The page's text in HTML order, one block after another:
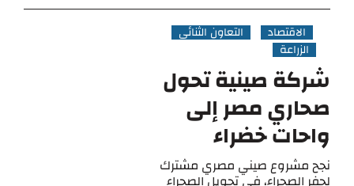
الاقتصاد
التعاون الثنائي
الزراعة
شركة صينية تحول
صحاري مصر إلى
واحات خضراء
نجح مشروع صيني مصري مشترك